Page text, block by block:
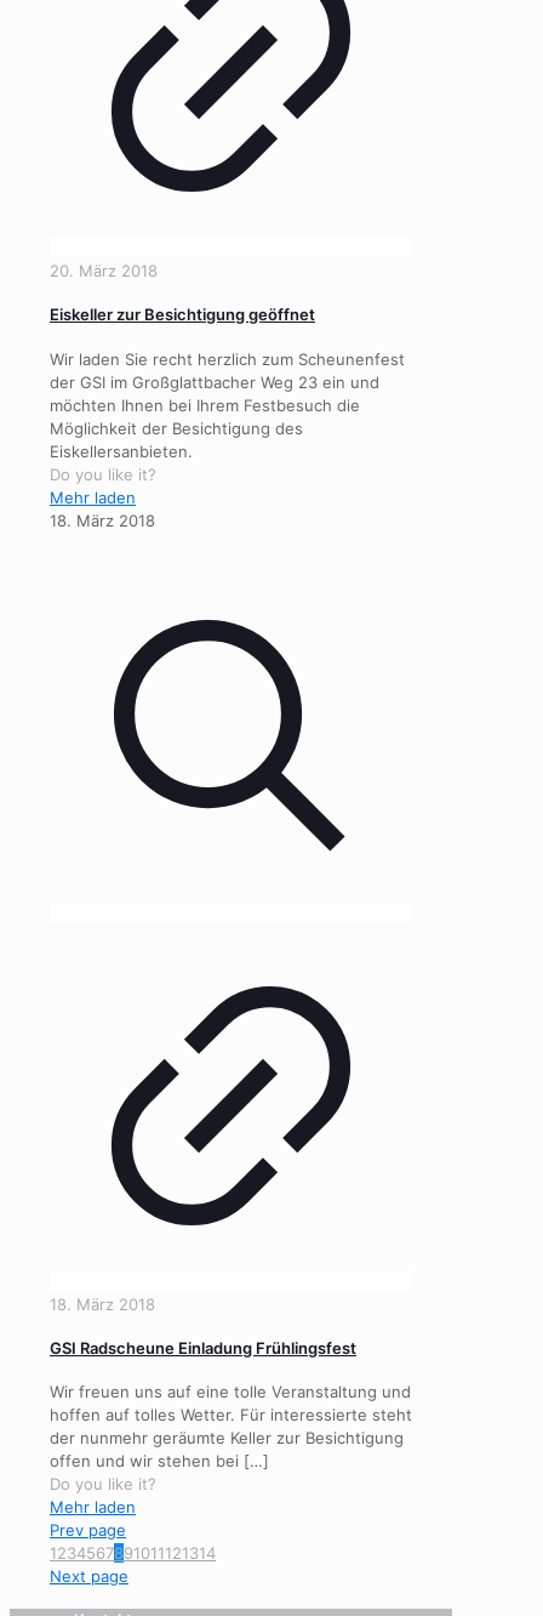
20. März 2018
Eiskeller zur Besichtigung geöffnet
Wir laden Sie recht herzlich zum Scheunenfest
der GSI im Großglattbacher Weg 23 ein und
möchten Ihnen bei Ihrem Festbesuch die
Möglichkeit der Besichtigung des
Eiskellersanbieten.
Do you like it?
Mehr laden
18. März 2018
18. März 2018
GSI Radscheune Einladung Frühlingsfest
Wir freuen uns auf eine tolle Veranstaltung und
hoffen auf tolles Wetter. Für interessierte steht
der nunmehr geräumte Keller zur Besichtigung
offen und wir stehen bei […]
Do you like it?
Mehr laden
Prev page
1234567891011121314
Next page